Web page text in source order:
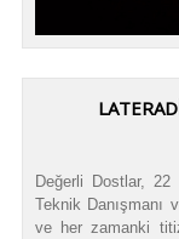
Değerli Dostlar,
Teknik Danışmanı
ve her zamanki